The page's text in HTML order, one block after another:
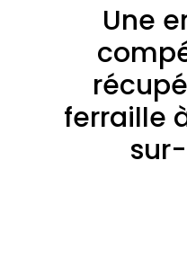
Une
ferraille